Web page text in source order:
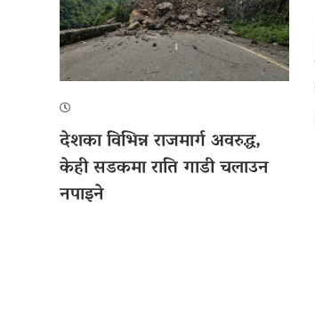
देशका विभिन्न राजमार्ग अवरुद्ध,
केही सडकमा राति गाडी चलाउन
नपाइने